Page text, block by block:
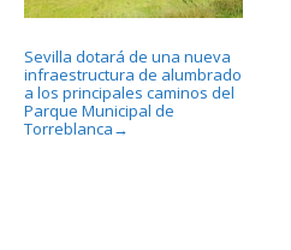
Sevilla dotará de una nueva
infraestructura de alumbrado
a los principales caminos del
Parque Municipal de
Torreblanca →